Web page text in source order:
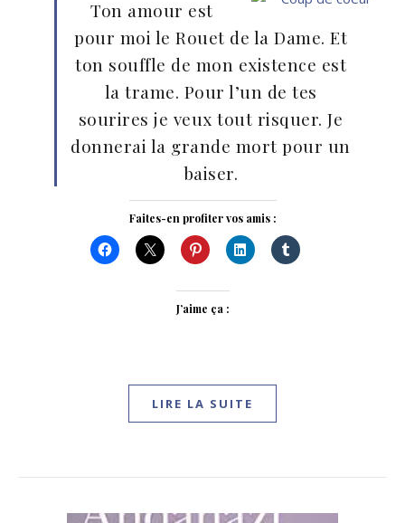
Ton amour est
pour moi le Rouet de la Dame. Et
ton souffle de mon existence est
la trame. Pour l’un de tes
sourires je veux tout risquer. Je
donnerai la grande mort pour un
baiser.
Faites-en profiter vos amis :
J’aime ça :
LIRE LA SUITE